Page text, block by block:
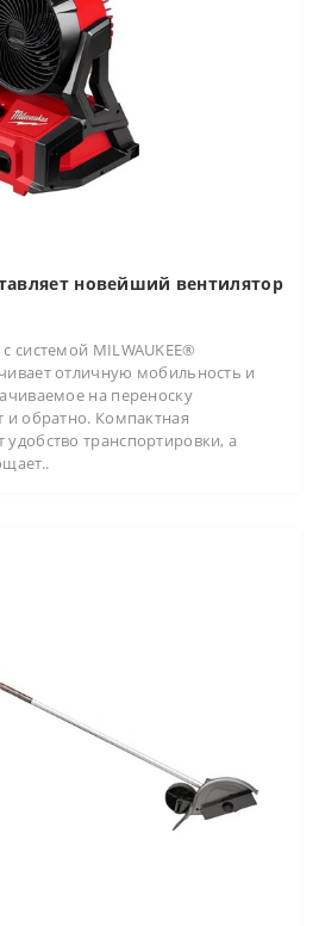
новейший вентилятор
системой MILWAUKEE®
отличную мобильность и
на переноску
и обратно. Компактная
транспортировки, а